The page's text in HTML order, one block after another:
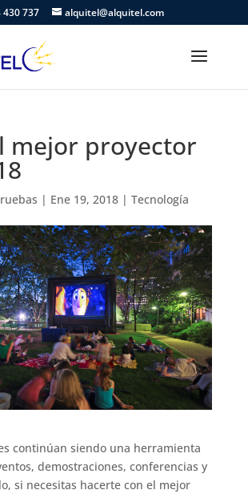
430 737 alquitel@alquitel.com
mejor proyector
| Ene 19, 2018| Tecnología
continúan siendo una herramienta
demostraciones, conferencias y
si necesitas hacerte con el mejor